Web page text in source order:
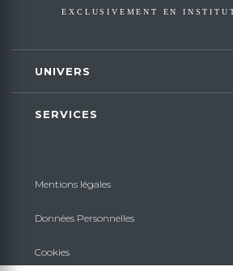
EXCLUSIVEMENT EN
UNIVERS
SERVICES
Mentions légales
Données Personnelles
Cookies